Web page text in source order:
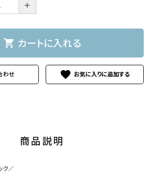
＋
shopping_cart カートに入れる
わせ favorite
商品説明
ク／